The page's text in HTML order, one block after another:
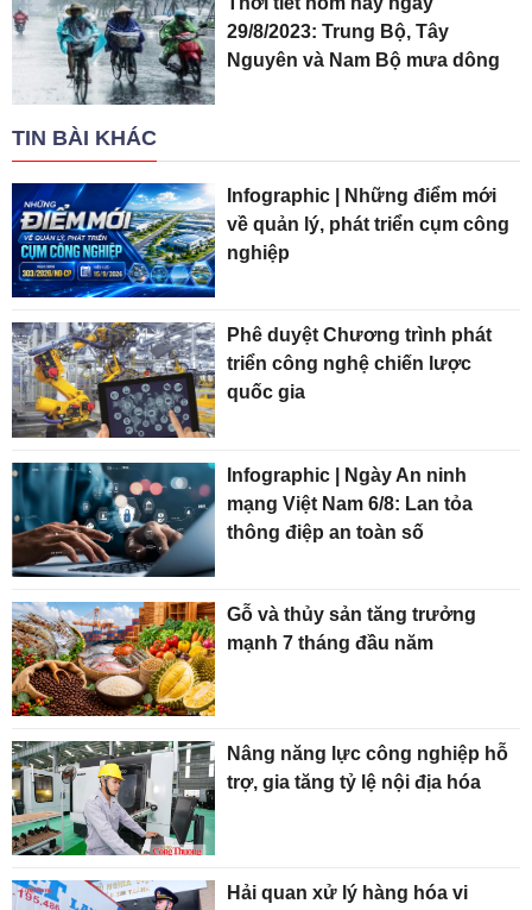
29/8/2023: Trung Bộ, Tây
Nguyên và Nam Bộ mưa dông
TIN BÀI KHÁC
Infographic | Những điểm mới
về quản lý, phát triển cụm công
nghiệp
Phê duyệt Chương trình phát
triển công nghệ chiến lược
quốc gia
Infographic | Ngày An ninh
mạng Việt Nam 6/8: Lan tỏa
thông điệp an toàn số
Gỗ và thủy sản tăng trưởng
mạnh 7 tháng đầu năm
Nâng năng lực công nghiệp hỗ
trợ, gia tăng tỷ lệ nội địa hóa
Hải quan xử lý hàng hóa vi